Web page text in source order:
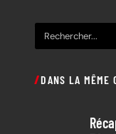
e
h DANS LA MÊME